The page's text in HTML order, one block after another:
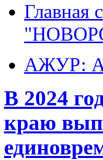
Главная
АЖУР:
В 2024
краю